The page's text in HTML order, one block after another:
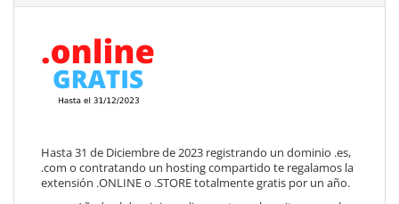
Hasta 31 de Diciembre de 2023 registrando un dominio .es,
.com o contratando un hosting compartido te regalamos la
extensión .ONLINE o .STORE totalmente gratis por un año.